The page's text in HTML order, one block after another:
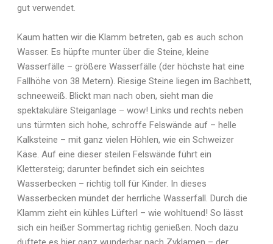
gut verwendet.
Kaum hatten wir die Klamm betreten, gab es auch schon
Wasser. Es hüpfte munter über die Steine, kleine
Wasserfälle – größere Wasserfälle (der höchste hat eine
Fallhöhe von 38 Metern). Riesige Steine liegen im Bachbett,
schneeweiß. Blickt man nach oben, sieht man die
spektakuläre Steiganlage – wow! Links und rechts neben
uns türmten sich hohe, schroffe Felswände auf – helle
Kalksteine – mit ganz vielen Höhlen, wie ein Schweizer
Käse. Auf eine dieser steilen Felswände führt ein
Klettersteig; darunter befindet sich ein seichtes
Wasserbecken – richtig toll für Kinder. In dieses
Wasserbecken mündet der herrliche Wasserfall. Durch die
Klamm zieht ein kühles Lüfterl – wie wohltuend! So lässt
sich ein heißer Sommertag richtig genießen. Noch dazu